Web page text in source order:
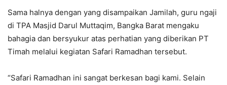
Sama halnya dengan yang disampaikan Jamilah, guru ngaji
di TPA Masjid Darul Muttaqim, Bangka Barat mengaku
bahagia dan bersyukur atas perhatian yang diberikan PT
Timah melalui kegiatan Safari Ramadhan tersebut.
“Safari Ramadhan ini sangat berkesan bagi kami. Selain